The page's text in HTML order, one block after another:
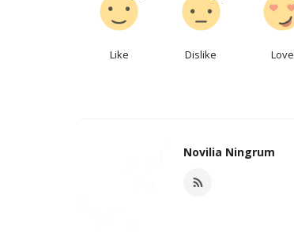
Like Dislike Love
Novilia Ningrum